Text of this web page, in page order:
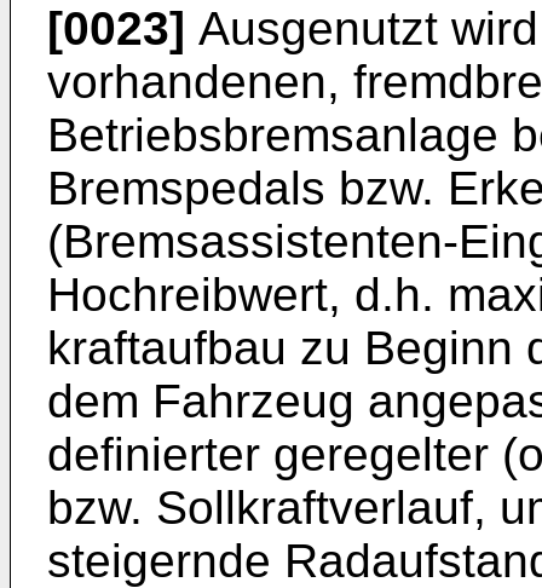
[0023] Ausgenutzt
vorhandenen,
Betriebsbremsanlage
Bremspedals bzw.
(Bremsassistenten-
Hochreibwert, d.h.
kraftaufbau zu Beginn
dem Fahrzeug
definierter geregelter
bzw. Sollkraftverlauf,
steigernde